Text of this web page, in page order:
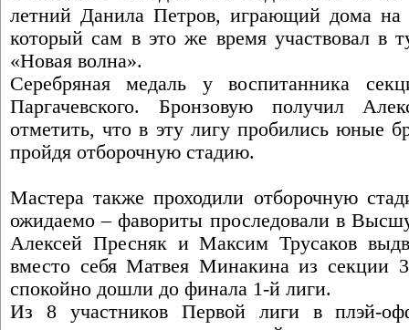
летний Данила Петров, играющий дома на
который сам в это же время участвовал в
«Новая волна».
Серебряная медаль у воспитанника
Паргачевского. Бронзовую получил
отметить, что в эту лигу пробились юные
пройдя отборочную стадию.
Мастера также проходили отборочную
ожидаемо – фавориты проследовали в
Алексей Пресняк и Максим Трусаков
вместо себя Матвея Минакина из
спокойно дошли до финала 1-й лиги.
Из 8 участников Первой лиги в плэй-